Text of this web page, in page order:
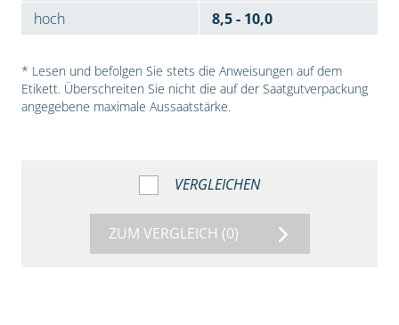
hoch
8,5 - 10,0
* Lesen und befolgen Sie stets die Anweisungen auf dem
Etikett. Überschreiten Sie nicht die auf der Saatgutverpackung
angegebene maximale Aussaatstärke.
VERGLEICHEN
ZUM VERGLEICH (0)